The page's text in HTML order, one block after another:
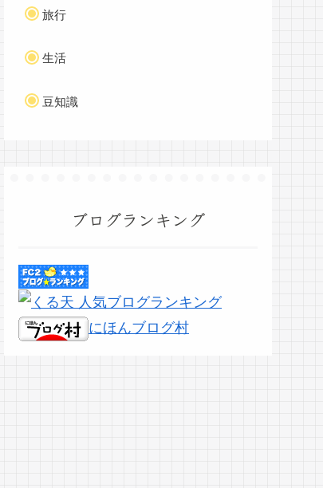
旅行
生活
豆知識
ブログランキング
にほんブログ村